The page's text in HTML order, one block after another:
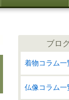
ブロ
着物コラム一
仏像コラム一